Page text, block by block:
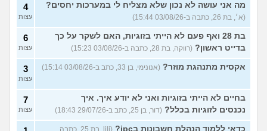
מה אני עושה לא נכון שלא מצליח לי במערכות יחסים?
(א׳, בת 26, כתבה ב-03/08/26 15:44)
4
עצות
בת 28 ואף פעם לא הייתי בזוגיות, האם לשקר על כך
בדייט ראשון? (רווקה, בת 28, כתבה ב-03/08/26 15:23)
6
עצות
אקסית מתנהגת מוזר? (אנונימי, בן 33, כתב ב-03/08/26 15:14) 3
עצות
בחיים לא הייתי בזוגיות ואני לא יודע איך. איך
נכנסים לזוגיות בכלל? (דור, בן 25, כתב ב-29/07/26 18:43)
7
עצות
כדאי ללמוד הנהלת חשבונות בipc?
(lili, בת 25, כתבה